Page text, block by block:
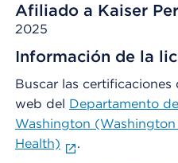
Afiliado a Kaiser
2025
Información de la
Buscar las
web del Departamento
Washington
Health)
.